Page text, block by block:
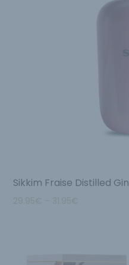
Sikkim Fraise Distilled Gin
29.95€ – 31.95€